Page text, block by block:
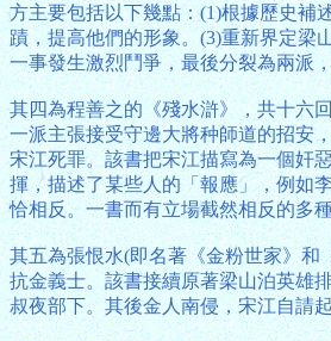
方主要包括以下幾點：(1)根據歷史補
蹟，提高他們的形象。(3)重新界定梁
一事發生激烈鬥爭，最後分裂為兩派
其四為程善之的《殘水滸》，共十六
一派主張接受守邊大將种師道的招安
宋江死罪。該書把宋江描寫為一個奸
揮，描述了某些人的「報應」，例如
恰相反。一書而有立場截然相反的多
其五為張恨水(即名著《金粉世家》
抗金義士。該書接續原著梁山泊英雄
叔夜部下。其後金人南侵，宋江自請